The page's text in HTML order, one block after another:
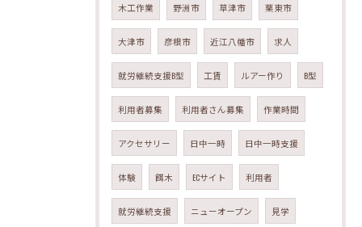
木工作業 野洲市 草津市 栗東市
大津市 彦根市 近江八幡市 求人
就労継続支援B型 工賃 ルアー作り B型
利用者募集 利用者さん募集 作業時間
アクセサリー 日中一時 日中一時支援
体験 餌木 ECサイト 利用者
就労継続支援 ニューオープン 見学